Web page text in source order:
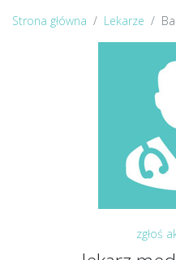
Strona główna Lekarze
zgłoś